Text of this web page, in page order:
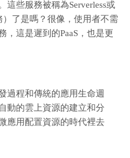
這些服務被稱為Serverless或
）了是嗎？很像，使用者不需
，這是遲到的PaaS，也是更
過程和傳統的應用生命週
動的雲上資源的建立和分
應用配置資源的時代裡去